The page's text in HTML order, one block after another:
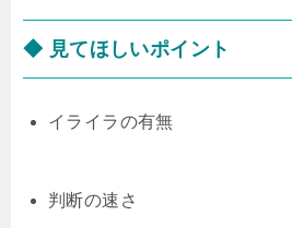
◆ 見てほしいポイント
イライラの有無
判断の速さ